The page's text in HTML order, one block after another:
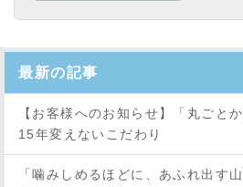
最新の記事
【お客様へのお知らせ】「丸ごと
15年変えないこだわり
「噛みしめるほどに、あふれ出す